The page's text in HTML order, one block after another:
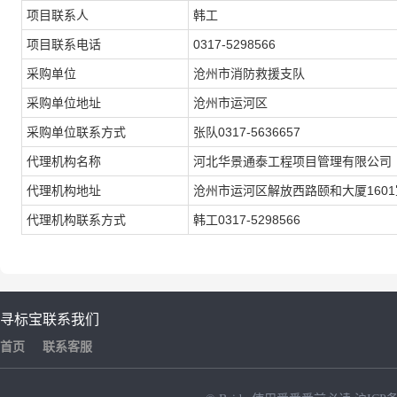
项目联系人 韩工
项目联系电话 0317-5298566
采购单位 沧州市消防救援支队
采购单位地址 沧州市运河区
采购单位联系方式 张队0317-5636657
代理机构名称 河北华景通泰工程项目管理有限公司
代理机构地址 沧州市运河区解放西路颐和大厦
代理机构联系方式 韩工0317-5298566
寻标宝
首页
联系我们
联系客服